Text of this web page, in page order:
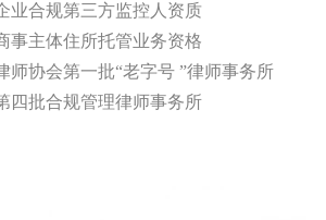
业合规第三方监控人资质
事主体住所托管业务资格
师协会第一批“老字号 ”律师事务所
四批合规管理律师事务所